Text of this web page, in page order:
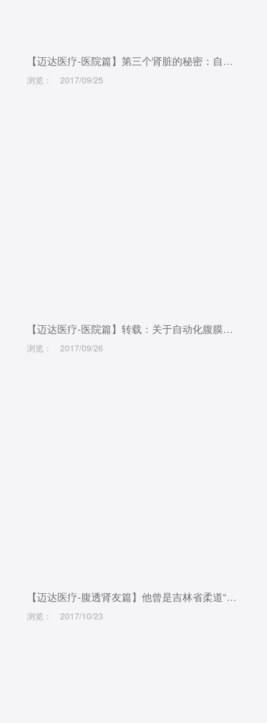
【迈达医疗-医院篇】第三个肾脏的秘密：自动化腹膜透析机
浏览： 2017/09/25
【迈达医疗-医院篇】转载：关于自动化腹膜透析的那些事
浏览： 2017/09/26
【迈达医疗-腹透肾友篇】他曾是吉林省柔道“三冠王！得了尿毒症后生活竟是这样的……
浏览： 2017/10/23